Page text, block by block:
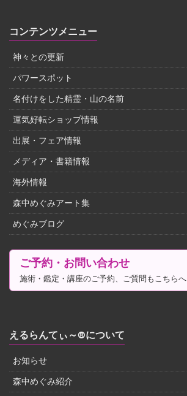
コンテンツメニュー
神々との更新
パワースポット
名付けをした精霊・山の名前
運気好転ショップ情報
出展・フェア情報
メディア・書籍情報
海外情報
森中めぐみアート集
めぐみブログ
ご予約・お問い合わせ
施術・鑑定・講座のご予約、ご質問もこちらへ
えるらんてぃ～®について
お知らせ
森中めぐみ紹介